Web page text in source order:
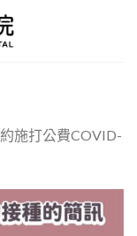
施打公費COVID-